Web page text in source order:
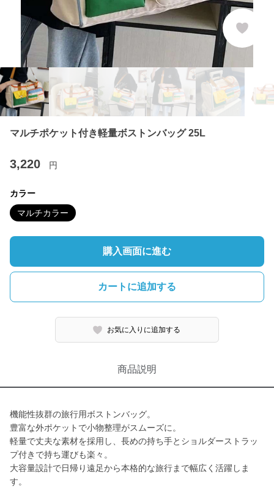
マルチポケット付き軽量ボストンバッグ 25L
3,220 円
カラー
マルチカラー
購入画面に進む
カートに追加する
お気に入りに追加する
商品説明
機能性抜群の旅行用ボストンバッグ。
豊富な外ポケットで小物整理がスムーズに。
軽量で丈夫な素材を採用し、長めの持ち手とショルダーストラッ
プ付きで持ち運びも楽々。
大容量設計で日帰り遠足から本格的な旅行まで幅広く活躍しま
す。